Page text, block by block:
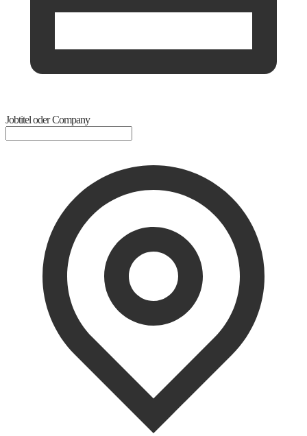
Jobtitel oder Company